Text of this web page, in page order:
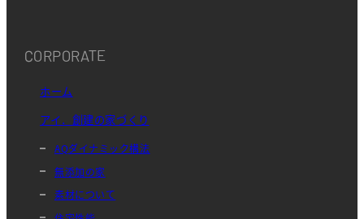
CORPORATE
ホーム
アイ．創建の家づくり
AQダイナミック構法
無添加の家
素材について